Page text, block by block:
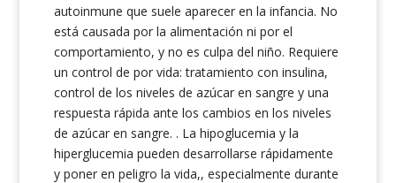
autoinmune que suele aparecer en la infancia. No
está causada por la alimentación ni por el
comportamiento, y no es culpa del niño. Requiere
un control de por vida: tratamiento con insulina,
control de los niveles de azúcar en sangre y una
respuesta rápida ante los cambios en los niveles
de azúcar en sangre. . La hipoglucemia y la
hiperglucemia pueden desarrollarse rápidamente
y poner en peligro la vida,, especialmente durante